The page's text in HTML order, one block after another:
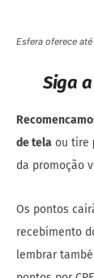
Esfera oferece
Siga
de tela ou tire
da promoção
Os pontos
recebimento
lembrar